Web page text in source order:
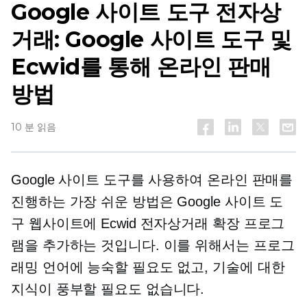
Google 사이트 도구 전자상
거래: Google 사이트 도구 및
Ecwid를 통해 온라인 판매
방법
10 분 읽음
Google 사이트 도구를 사용하여 온라인 판매를
진행하는 가장 쉬운 방법은 Google 사이트 도
구 웹사이트에 Ecwid 전자상거래 확장 프로그
램을 추가하는 것입니다. 이를 위해서는 프로그
래밍 언어에 능숙할 필요도 없고, 기술에 대한
지식이 풍부할 필요도 없습니다.